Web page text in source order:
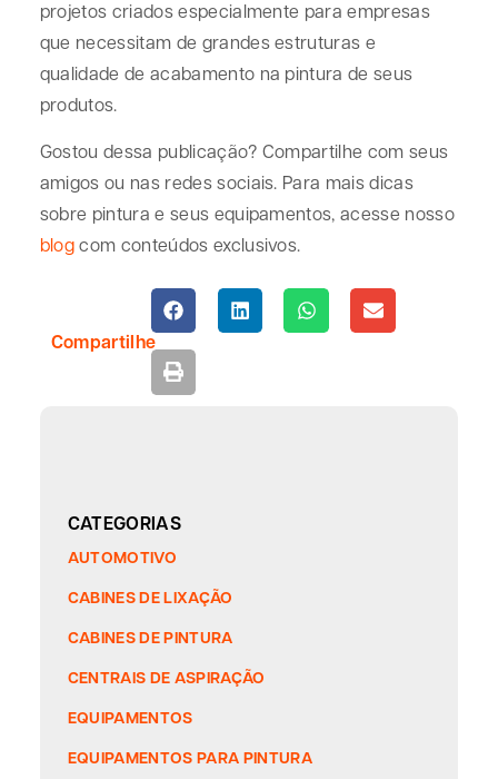
projetos criados especialmente para empresas
que necessitam de grandes estruturas e
qualidade de acabamento na pintura de seus
produtos.
Gostou dessa publicação? Compartilhe com seus
amigos ou nas redes sociais. Para mais dicas
sobre pintura e seus equipamentos, acesse nosso
blogcom conteúdos exclusivos.
Compartilhe
CATEGORIAS
AUTOMOTIVO
CABINES DE LIXAÇÃO
CABINES DE PINTURA
CENTRAIS DE ASPIRAÇÃO
EQUIPAMENTOS
EQUIPAMENTOS PARA PINTURA